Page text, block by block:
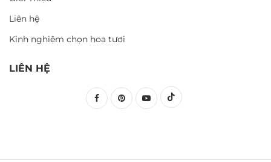
Liên hệ
Kinh nghiệm chọn hoa tươi
LIÊN HỆ